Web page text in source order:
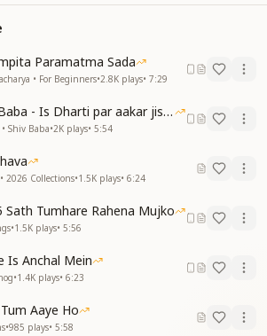
to restore the divine kingdom.
आए है
है
है
जगाने शिव बाबा आए है
जगाने शिव बाबा आए है
शिव बाबा आए है
from the Supreme Abode.
from the Supreme Abode.
with You the inheritance of heaven.
to awaken the fortune of
to awaken the fortune of
to make the earth a heaven.
Paramatma Sada
• For Beginners•2.8K plays• 7:29
Baba Shiv Baba - Is Dharti par aakar jisne
Shiv Baba•2K plays• 5:54
2026 Collections•1.5K plays• 6:24
Sath Tumhare Rahena Mujko
•1.5K plays• 5:56
Is Anchal Mein
•1.4K plays• 6:23
Aaye Ho
•985 plays• 5:58